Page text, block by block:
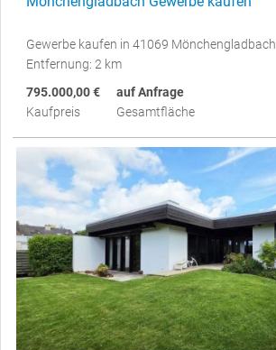
Gewerbe kaufen in 41069 Mönchengladbach
Entfernung: 2 km
795.000,00 €
Kaufpreis
auf Anfrage
Gesamtfläche